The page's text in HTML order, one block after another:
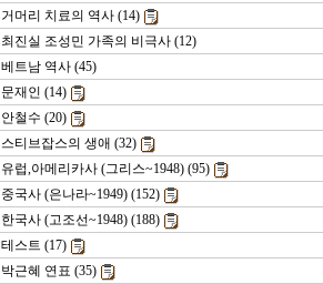
거머리 치료의 역사 (14)
최진실 조성민 가족의 비극사 (12)
베트남 역사 (45)
문재인 (14)
안철수 (20)
스티브잡스의 생애 (32)
유럽,아메리카사 (그리스~1948) (95)
중국사 (은나라~1949) (152)
한국사 (고조선~1948) (188)
테스트 (17)
박근혜 연표 (35)